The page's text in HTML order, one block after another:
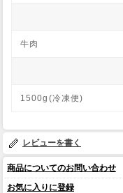
牛肉
1500g(冷凍便)
レビューを書く
商品についてのお問い合わせ
お気に入りに登録